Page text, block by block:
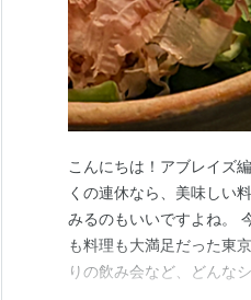
こんにちは！アブレイズ
くの連休なら、美味しい
みるのもいいですよね。
も料理も大満足だった東
りの飲み会など、どんな